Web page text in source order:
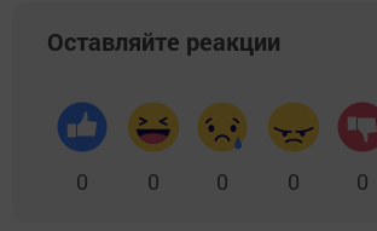
Оставляйте реакции
0 0 0 0 0